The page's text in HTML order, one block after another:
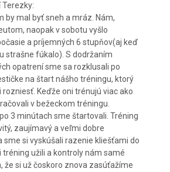
Terezky:
by mal byť sneh a mráz. Nám,
naopak v sobotu vyšlo
a príjemných 6 stupňov(aj keď
strašne fúkalo). S dodržaním
opatrení sme sa rozklusali po
na štart nášho tréningu, ktorý
rozniesť. Keďže oni trénujú viac ako
v bežeckom tréningu.
3 minútach sme štartovali. Tréning
zaujímavý a veľmi dobre
sme si vyskúšali razenie kliešťami do
tréning užili a kontroly nám samé
že si už čoskoro znova zasúťažíme